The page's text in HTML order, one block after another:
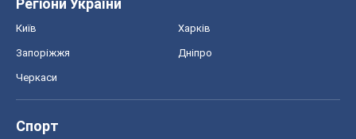
Регіони України
Київ Харків
Запоріжжя Дніпро
Черкаси
Спорт